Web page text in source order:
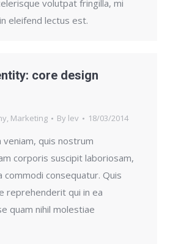
volutpat fringilla, mi
eleifend lectus est.
core design
, Marketing By lev 18/03/2014
veniam, quis nostrum
corporis suscipit laboriosam,
commodi consequatur. Quis
reprehenderit qui in ea
quam nihil molestiae